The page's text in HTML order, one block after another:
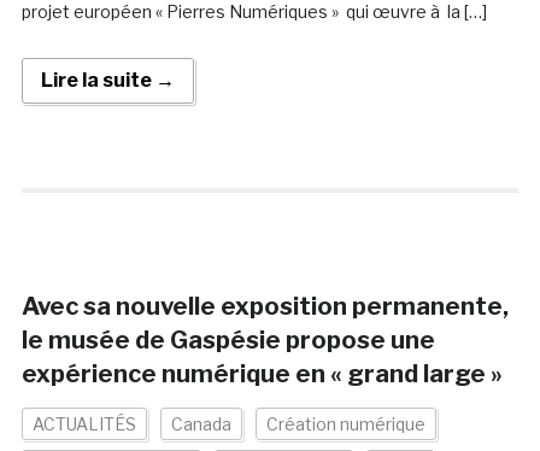
projet européen « Pierres Numériques » qui œuvre à la […]
Lire la suite →
Avec sa nouvelle exposition permanente,
le musée de Gaspésie propose une
expérience numérique en « grand large »
ACTUALITÉS Canada Création numérique